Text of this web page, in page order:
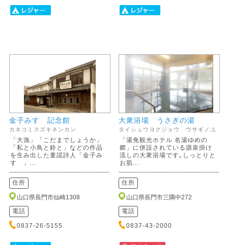
金子みすゞ記念館
カネコミスズキネンカン
「大漁」「こだまでしょうか」
「私と小鳥と鈴と」などの作品
を生み出した童謡詩人「金子み
すゞ」...
住所
山口県長門市仙崎1308
電話
0837-26-5155
大衆浴場 うさぎの湯
タイシュウヨクジョウ ウサギノユ
「湯免観光ホテル 名湯ゆめの
郷」に併設されている源泉掛け
流しの大衆浴場です｡しっとりと
お肌...
住所
山口県長門市三隅中272
電話
0837-43-2000